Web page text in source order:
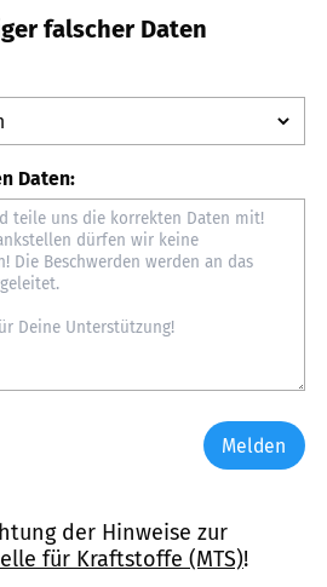
falscher Daten
Daten:
Melden
der Hinweise zur
für Kraftstoffe (MTS)!